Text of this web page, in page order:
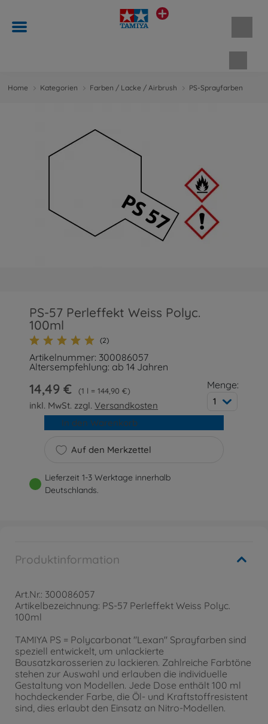
Home Kategorien Farben / Lacke / Airbrush PS-Sprayfarben
PS-57 Perleffekt Weiss Polyc.
100ml
(2)
Artikelnummer: 300086057
Altersempfehlung: ab 14 Jahren
14,49 € 1 l = 144,90 €
inkl. MwSt. zzgl.Versandkosten
Menge:
1
Auf den Merkzettel
In den Warenkorb
Lieferzeit 1-3 Werktage innerhalb
Deutschlands.
Produktinformation
Art.Nr.: 300086057
Artikelbezeichnung: PS-57 Perleffekt Weiss Polyc.
100ml
TAMIYA PS = Polycarbonat "Lexan" Sprayfarben sind
speziell entwickelt, um unlackierte
Bausatzkarosserien zu lackieren. Zahlreiche Farbtöne
stehen zur Auswahl und erlauben die individuelle
Gestaltung von Modellen. Jede Dose enthält 100 ml
hochdeckender Farbe, die Öl- und Kraftstoffresistent
sind, dies erlaubt den Einsatz an Nitro-Modellen.